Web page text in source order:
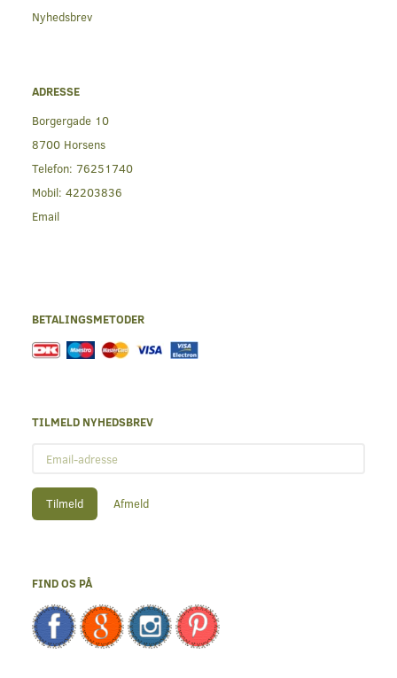
Nyhedsbrev
ADRESSE
Borgergade 10
8700 Horsens
Telefon: 76251740
Mobil: 42203836
Email
BETALINGSMETODER
TILMELD NYHEDSBREV
adresse
Tilmeld Afmeld
FIND OS PÅ